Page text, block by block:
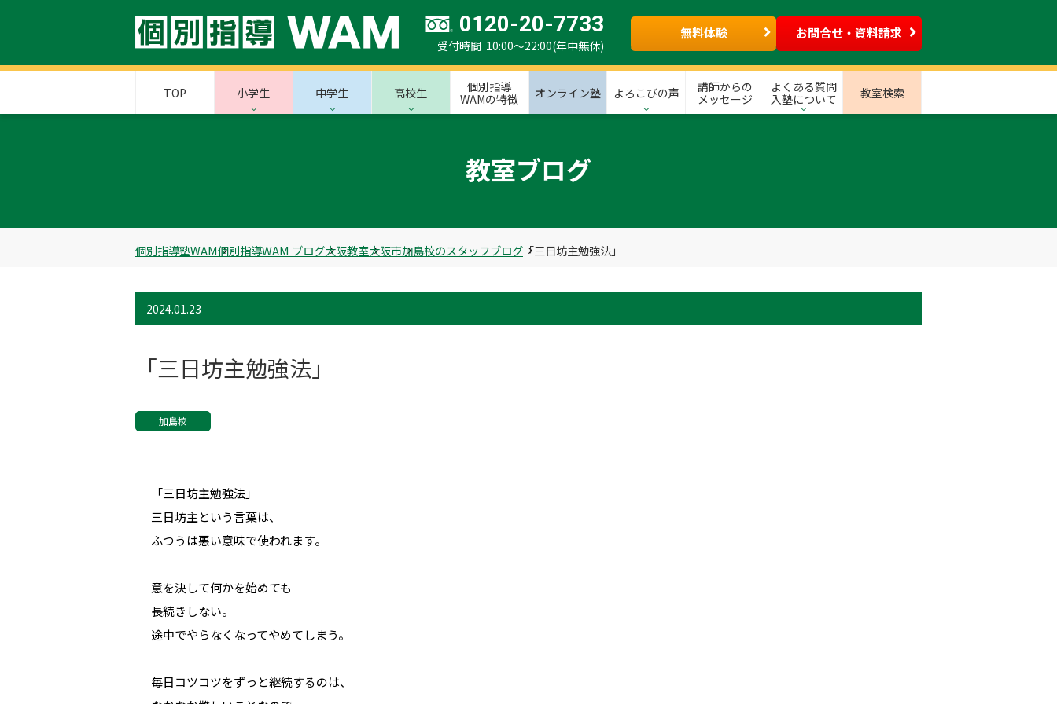
0120-20-7733
受付時間 10:00～22:00(年中無休)
無料体験 お問合せ・資料請求
TOP 小学生 中学生 高校生
個別指導
WAMの特徴
オンライン塾 よろこびの声
講師からの
メッセージ
よくある質問
入塾について
教室検索
教室ブログ
個別指導塾WAM個別指導WAM ブログ大阪教室大阪市加島校のスタッフブログ 「三日坊主勉強法」
2024.01.23
「三日坊主勉強法」
加島校
「三日坊主勉強法」
三日坊主という言葉は、
ふつうは悪い意味で使われます。
意を決して何かを始めても
長続きしない。
途中でやらなくなってやめてしまう。
毎日コツコツをずっと継続するのは、